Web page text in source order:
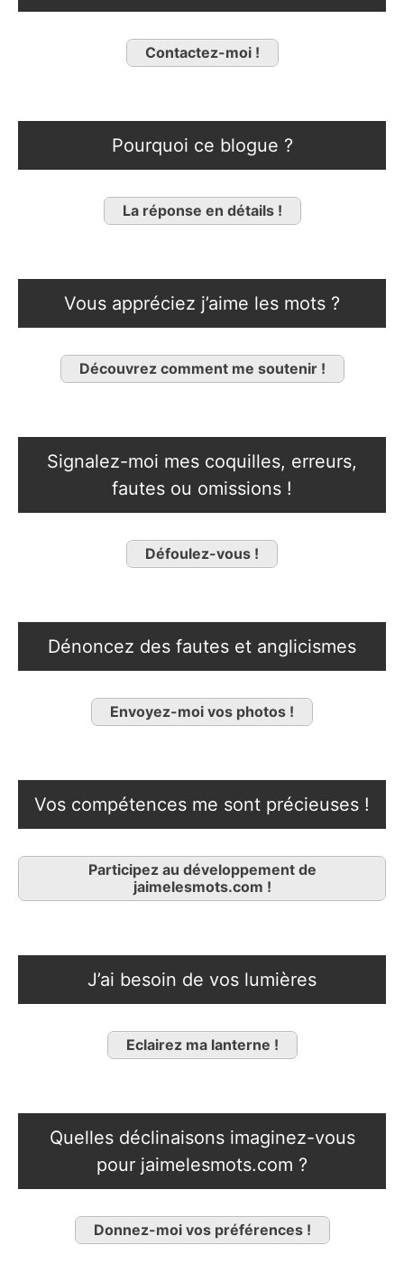
Contactez-moi !
Pourquoi ce blogue ?
La réponse en détails !
Vous appréciez j’aime les mots ?
Découvrez comment me soutenir !
Signalez-moi mes coquilles, erreurs,
fautes ou omissions !
Défoulez-vous !
Dénoncez des fautes et anglicismes
Envoyez-moi vos photos !
Vos compétences me sont précieuses !
Participez au développement de
jaimelesmots.com !
J’ai besoin de vos lumières
Eclairez ma lanterne !
Quelles déclinaisons imaginez-vous
pour jaimelesmots.com ?
Donnez-moi vos préférences !